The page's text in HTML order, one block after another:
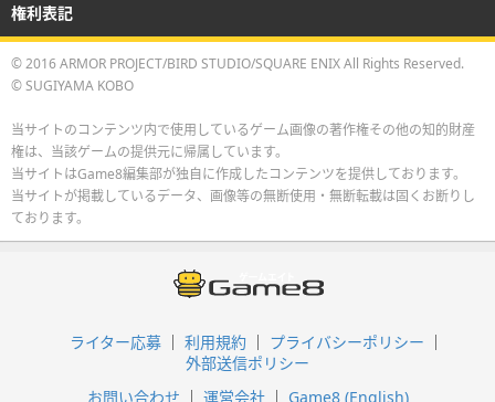
権利表記
© 2016 ARMOR PROJECT/BIRD STUDIO/SQUARE ENIX All Rights Reserved.
© SUGIYAMA KOBO
当サイトのコンテンツ内で使用しているゲーム画像の著作権その他の知的財産
権は、当該ゲームの提供元に帰属しています。
当サイトはGame8編集部が独自に作成したコンテンツを提供しております。
当サイトが掲載しているデータ、画像等の無断使用・無断転載は固くお断りし
ております。
ライター応募 利用規約
プライバシーポリシー
外部送信ポリシー
お問い合わせ
運営会社 Game8 (English)